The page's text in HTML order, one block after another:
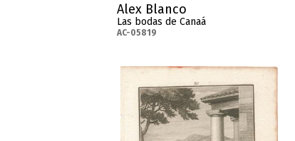
Alex Blanco
Las bodas de Canaá
AC-05819